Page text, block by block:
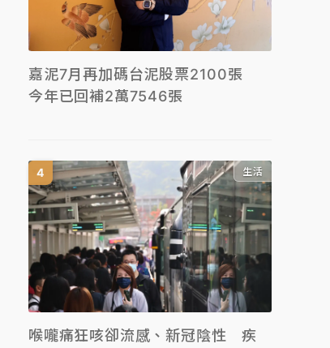
嘉泥7月再加碼台泥股票2100張
今年已回補2萬7546張
生活
喉嚨痛狂咳卻流感、新冠陰性 疾